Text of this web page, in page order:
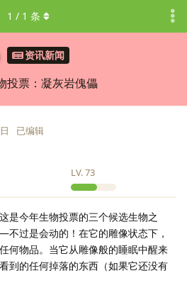
资讯新闻
投票：凝灰岩傀儡
1 / 1 条
LV.73
已编辑
是今年生物投票的三个候选生物之
过是会动的！在它的雕像状态下，
何物品。当它从雕像般的睡眠中醒来
到的任何掉落的东西（如果它还没有